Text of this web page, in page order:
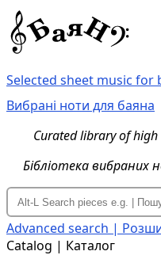
Selected sheet music for
Вибрані ноти для баяна
Curated library of
Бібліотека вибраних
Advanced search |
Catalog | Каталог